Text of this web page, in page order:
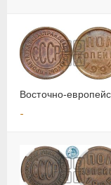
Восточно-
-